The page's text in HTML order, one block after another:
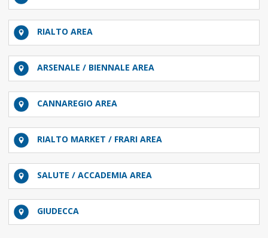
RIALTO AREA
ARSENALE / BIENNALE AREA
CANNAREGIO AREA
RIALTO MARKET / FRARI AREA
SALUTE / ACCADEMIA AREA
GIUDECCA